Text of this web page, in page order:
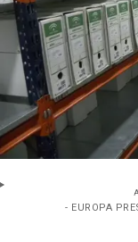
- EUROPA